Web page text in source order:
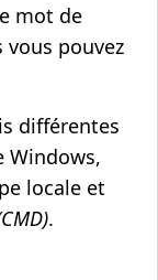
mot de
vous pouvez
différentes
Windows,
locale et
.